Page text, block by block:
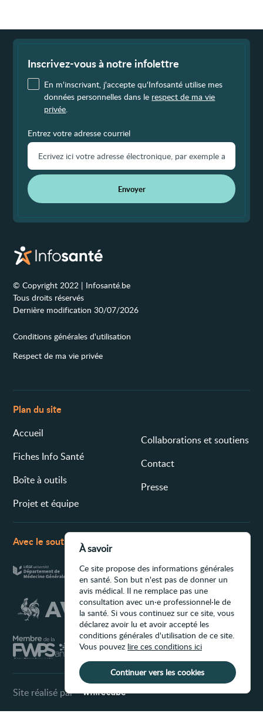
Inscrivez-vous à notre infolettre
En m'inscrivant, j'accepte qu'Infosanté utilise mes
données personnelles dans le respect de ma vie
privée.
Entrez votre adresse courriel
Envoyer
© Copyright 2022 | Infosanté.be
Tous droits réservés
Dernière modification 30/07/2026
Conditions générales d'utilisation
Respect de ma vie privée
Plan du site
Accueil
Fiches Info Santé
Boîte à outils
Projet et équipe
Collaborations et soutiens
Contact
Presse
Avec le soutien de
Site réalisé par
À savoir
Ce site propose des informations générales
en santé. Son but n'est pas de donner un
avis médical. Il ne remplace pas une
consultation avec un·e professionnel·le de
la santé. Si vous continuez sur ce site, vous
déclarez avoir lu et avoir accepté les
conditions générales d'utilisation de ce site.
Vous pouvez lire ces conditions ici
Continuer vers les cookies